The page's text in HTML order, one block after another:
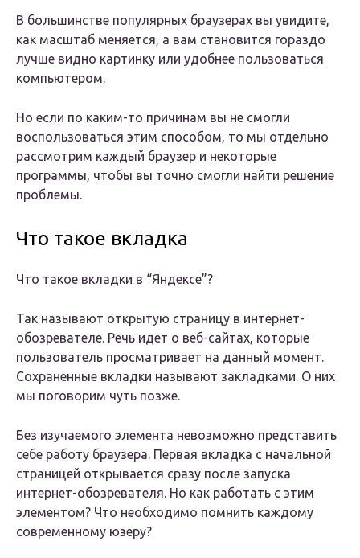
В большинстве популярных браузерах вы увидите,
как масштаб меняется, а вам становится гораздо
лучше видно картинку или удобнее пользоваться
компьютером.
Но если по каким-то причинам вы не смогли
воспользоваться этим способом, то мы отдельно
рассмотрим каждый браузер и некоторые
программы, чтобы вы точно смогли найти решение
проблемы.
Что такое вкладка
Что такое вкладки в “Яндексе”?
Так называют открытую страницу в интернет-
обозревателе. Речь идет о веб-сайтах, которые
пользователь просматривает на данный момент.
Сохраненные вкладки называют закладками. О них
мы поговорим чуть позже.
Без изучаемого элемента невозможно представить
себе работу браузера. Первая вкладка с начальной
страницей открывается сразу после запуска
интернет-обозревателя. Но как работать с этим
элементом? Что необходимо помнить каждому
современному юзеру?